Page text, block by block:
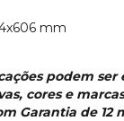
mm
podem
cores e
Garantia de 12